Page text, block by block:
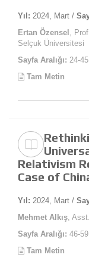
Yıl: 2024, Mart /
Ertan Özensel ,
Selçuk Üniversitesi
Sayfa Aralığı: 24-45
Tam Metin
Relativism
Case of
Yıl: 2024, Mart /
Mehmet Alkış,
Sayfa Aralığı: 46-59
Tam Metin